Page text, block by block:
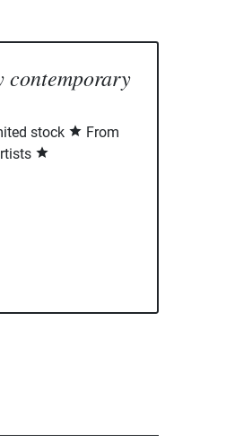
contemporary
stock
From